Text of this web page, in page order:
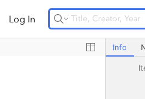
Log In Upgrade Storage
Die
Info